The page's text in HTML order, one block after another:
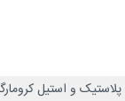
پلاستیک و استیل کرومارگان